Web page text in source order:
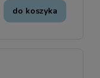
do koszyka